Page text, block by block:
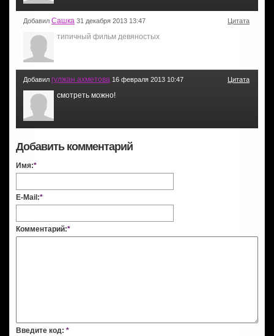
Добавил Сашка 31 декабря 2013 13:47 Цитата
типичный фильм девяностых
Добавил гулжан ахметова 16 февраля 2013 10:47 Цитата
смотреть можно!
Добавить комментарий
Имя:*
E-Mail:*
Комментарий:*
Введите код: *